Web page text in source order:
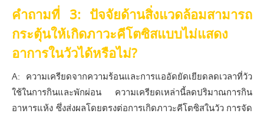
คำถามที่ 3: ปัจจัยด้านสิ่งแวดล้อมสามารถ
กระตุ้นให้เกิดภาวะคีโตซิสแบบไม่แสดง
อาการในวัวได้หรือไม่?
A: ความเครียดจากความร้อนและการแออัดยัดเยียดลดเวลาที่วัว
ใช้ในการกินและพักผ่อน ความเครียดเหล่านี้ลดปริมาณการกิน
อาหารแห้ง ซึ่งส่งผลโดยตรงต่อการเกิดภาวะคีโตซิสในวัว การจัด